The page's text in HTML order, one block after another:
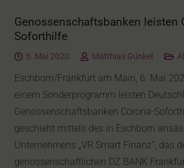
Genossenschaftsbanken leisten
Soforthilfe
6. Mai 2020 Matthias Günkel
Eschborn/Frankfurt am Main, 6. Mai
einem Sonderprogramm leisten
Genossenschaftsbanken Corona-
geschieht mittels des in Eschborn
Unternehmens „VR Smart Finanz“, das
genossenschaftlichen DZ BANK